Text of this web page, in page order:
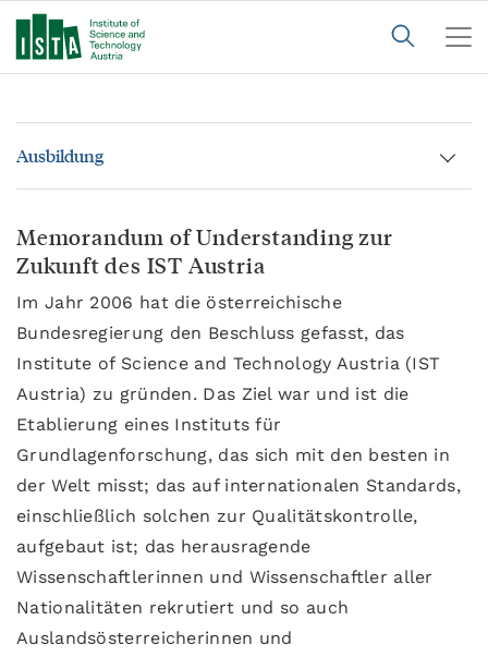
Ausbildung
Memorandum of Understanding zur
Zukunft des IST Austria
Im Jahr 2006 hat die österreichische
Bundesregierung den Beschluss gefasst, das
Institute of Science and Technology Austria (IST
Austria) zu gründen. Das Ziel war und ist die
Etablierung eines Instituts für
Grundlagenforschung, das sich mit den besten in
der Welt misst; das auf internationalen Standards,
einschließlich solchen zur Qualitätskontrolle,
aufgebaut ist; das herausragende
Wissenschaftlerinnen und Wissenschaftler aller
Nationalitäten rekrutiert und so auch
Auslandsösterreicherinnen und